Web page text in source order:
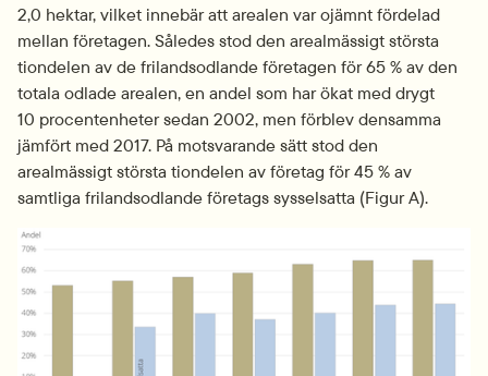
2,0 hektar, vilket innebär att arealen var ojämnt fördelad
mellan företagen. Således stod den arealmässigt största
tiondelen av de frilandsodlande företagen för 65 % av den
totala odlade arealen, en andel som har ökat med drygt
10 procentenheter sedan 2002, men förblev densamma
jämfört med 2017. På motsvarande sätt stod den
arealmässigt största tiondelen av företag för 45 % av
samtliga frilandsodlande företags sysselsatta (Figur A).